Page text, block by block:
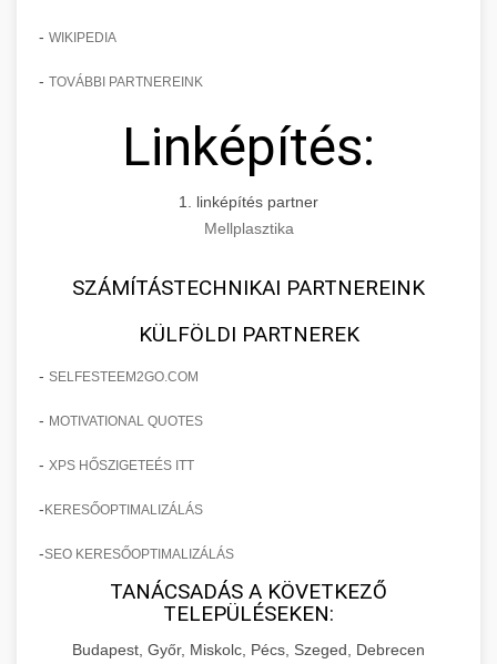
- WIKIPEDIA
- TOVÁBBI PARTNEREINK
Linképítés:
1. linképítés partner
Mellplasztika
SZÁMÍTÁSTECHNIKAI PARTNEREINK
KÜLFÖLDI PARTNEREK
- SELFESTEEM2GO.COM
- MOTIVATIONAL QUOTES
- XPS HŐSZIGETEÉS ITT
-KERESŐOPTIMALIZÁLÁS
-SEO KERESŐOPTIMALIZÁLÁS
TANÁCSADÁS A KÖVETKEZŐ
TELEPÜLÉSEKEN:
Budapest, Győr, Miskolc, Pécs, Szeged, Debrecen